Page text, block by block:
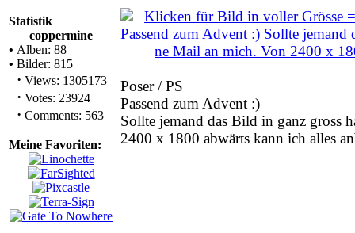
Statistik
coppermine
• Alben: 88
• Bilder: 815
· Views: 1305173
· Votes: 23924
· Comments: 563
Meine Favoriten:
Poser / PS
Passend zum Advent :)
Sollte jemand das Bild in ganz gross
2400 x 1800 abwärts kann ich alles